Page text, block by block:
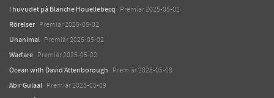
I huvudet på Blanche Houellebecq Premiär 2025-05-02
Rörelser Premiär 2025-05-02
Unanimal Premiär 2025-05-02
Warfare Premiär 2025-05-02
Ocean with David Attenborough Premiär 2025-05-08
Abir Gulaal Premiär 2025-05-09